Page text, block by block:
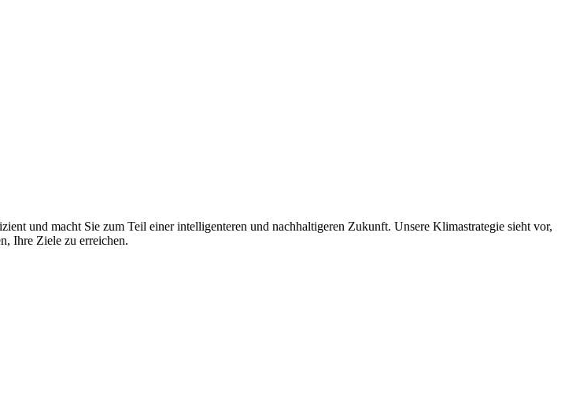
und macht Sie zum Teil einer intelligenteren und nachhaltigeren Zukunft. Unsere Klimastrategie sieht vor,
Ihre Ziele zu erreichen.